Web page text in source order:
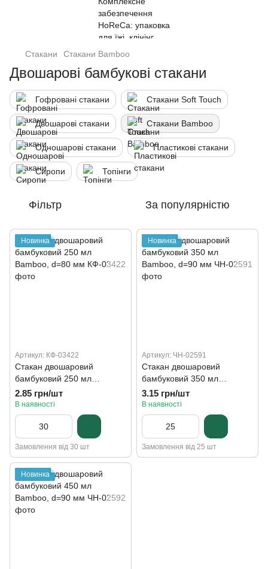
Стакани Стакани Bamboo
Двошарові бамбукові стакани
Гофровані стакани Стакани Soft Touch
Двошарові стакани Стакани Bamboo
Одношарові стакани Пластикові стакани
Сиропи Топінги
Фільтр За популярністю
Новинка
Артикул: КФ-03422
Стакан двошаровий
бамбуковий 250 мл
Bamboo, d=80 мм
2.85 грн/шт
В наявності
Замовлення від 30 шт
Новинка
Артикул: ЧН-02591
Стакан двошаровий
бамбуковий 350 мл
Bamboo, d=90 мм
3.15 грн/шт
В наявності
Замовлення від 25 шт
Новинка